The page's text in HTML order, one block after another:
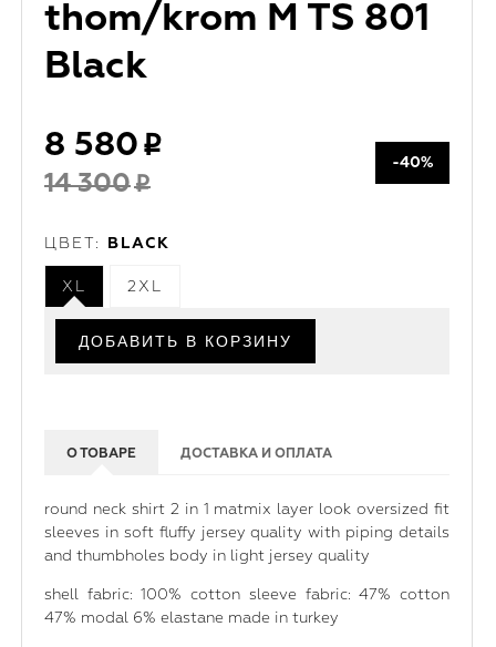
thom/krom M TS 801
Black
8 580
14 300
-40%
ЦВЕТ: BLACK
XL 2XL
О ТОВАРЕ ДОСТАВКА И ОПЛАТА
round neck shirt 2 in 1 matmix layer look oversized fit
sleeves in soft fluffy jersey quality with piping details
and thumbholes body in light jersey quality
shell fabric: 100% cotton sleeve fabric: 47% cotton
47% modal 6% elastane made in turkey